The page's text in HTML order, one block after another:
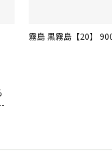
霧島 黒霧島【20】